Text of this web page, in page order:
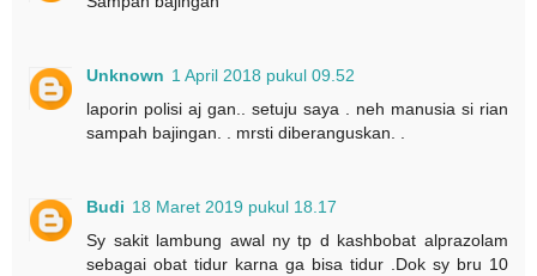
Unknown 1 April 2018 pukul 09.52
laporin polisi aj gan.. setuju saya . neh manusia si rian
sampah bajingan. . mrsti diberanguskan. .
Budi 18 Maret 2019 pukul 18.17
Sy sakit lambung awal ny tp d kashbobat alprazolam
sebagai obat tidur karna ga bisa tidur .Dok sy bru 10